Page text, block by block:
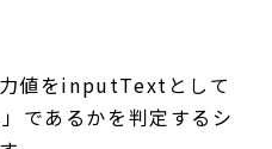
値をinputTextとして
であるかを判定するシ